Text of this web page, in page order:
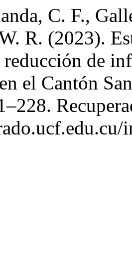
C. F.,
R. (2023).
de
el Cantón